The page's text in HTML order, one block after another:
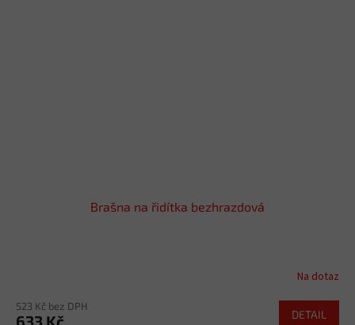
Brašna na řidítka bezhrazdová
Na dotaz
523 Kč bez DPH
DETAIL